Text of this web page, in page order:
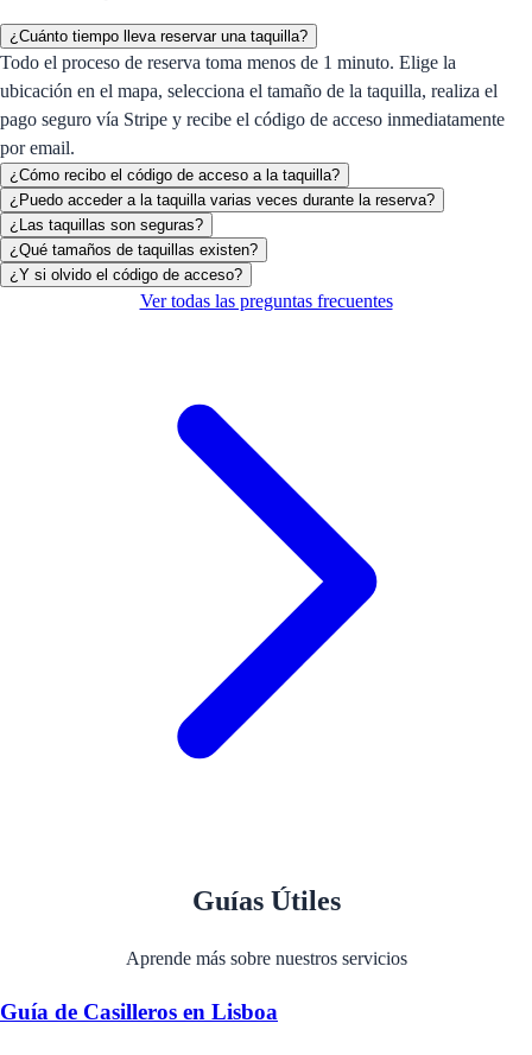
¿Cuánto tiempo lleva reservar una taquilla?
Todo el proceso de reserva toma menos de 1 minuto. Elige la
ubicación en el mapa, selecciona el tamaño de la taquilla, realiza el
pago seguro vía Stripe y recibe el código de acceso inmediatamente
por email.
¿Cómo recibo el código de acceso a la taquilla?
¿Puedo acceder a la taquilla varias veces durante la reserva?
¿Las taquillas son seguras?
¿Qué tamaños de taquillas existen?
¿Y si olvido el código de acceso?
Ver todas las preguntas frecuentes
Guías Útiles
Aprende más sobre nuestros servicios
Guía de Casilleros en Lisboa